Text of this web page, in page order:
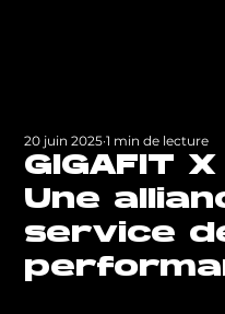
GIGAFIT
Une
service
20 juin 2025 1 min de lecture